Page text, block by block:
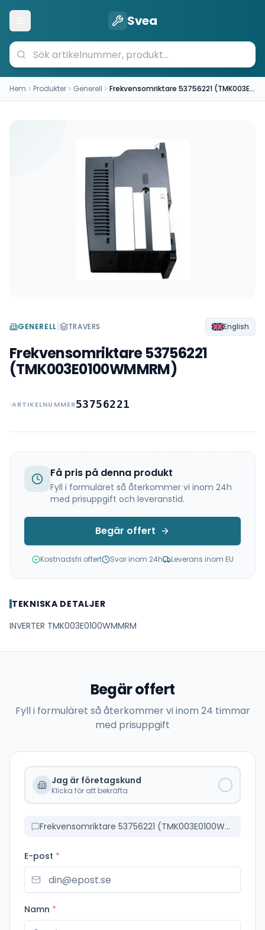
Öppna meny Svea
Hem Produkter Generell Frekvensomriktare 53756221 (TMK003E0100WMMRM)
GENERELL| TRAVERS English
Frekvensomriktare 53756221
(TMK003E0100WMMRM)
ARTIKELNUMMER53756221
Få pris på denna produkt
Fyll i formuläret så återkommer vi inom 24h
med prisuppgift och leveranstid.
Begär offert
Kostnadsfri offert Svar inom 24h Leverans inom EU
TEKNISKA DETALJER
INVERTER TMK003E0100WMMRM
Begär offert
Fyll i formuläret så återkommer vi inom 24 timmar
med prisuppgift
Jag är företagskund
Klicka för att bekräfta
Frekvensomriktare 53756221 (TMK003E0100WMMRM)
E-post *
Namn *